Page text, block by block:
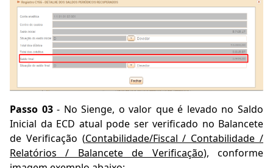
Passo 03- No Sienge, o valor que é levado no Saldo
Inicial da ECD atual pode ser verificado no Balancete
de Verificação (Contabilidade/Fiscal / Contabilidade /
Relatórios / Balancete de Verificação), conforme